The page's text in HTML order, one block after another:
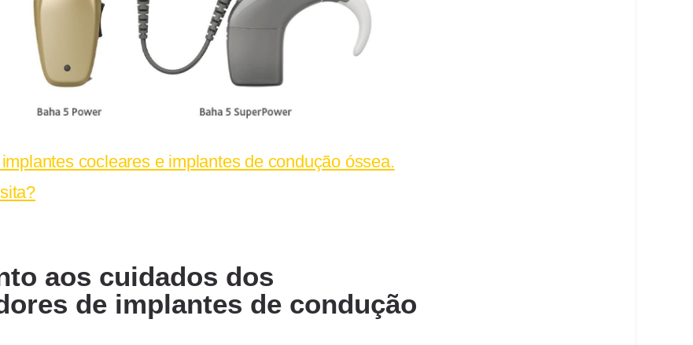
cocleares e implantes de condução óssea.
aos cuidados dos
de implantes de condução